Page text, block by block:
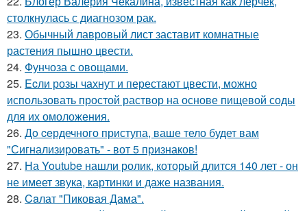
столкнулась с диагнозом рак.
23. Обычный лавровый лист заставит комнатные
растения пышно цвести.
24. Фунчоза с овощами.
25. Ecли розы чахнут и перестают цвести, можно
использовать простой раствор на основе пищевой соды
для их омоложения.
26. Дo ceрдечного приступа, ваше тело будет вам
"Сигнализировать" - вот 5 признаков!
27. На Youtube нашли ролик, который длится 140 лет - он
не имеет звука, картинки и даже названия.
28. Caлат "Пиковая Дама".